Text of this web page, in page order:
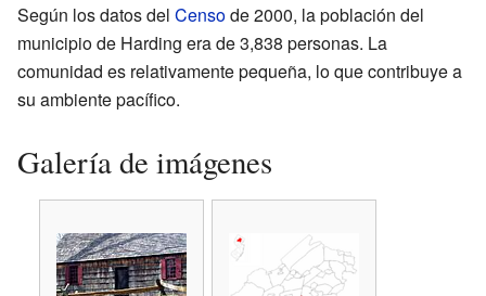
Según los datos del Censode 2000, la población del
municipio de Harding era de 3,838 personas. La
comunidad es relativamente pequeña, lo que contribuye a
su ambiente pacífico.
Galería de imágenes